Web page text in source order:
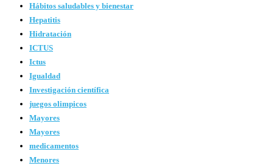
Hábitos saludables y bienestar
Hepatitis
Hidratación
ICTUS
Ictus
Igualdad
Investigación científica
juegos olimpicos
Mayores
Mayores
medicamentos
Menores